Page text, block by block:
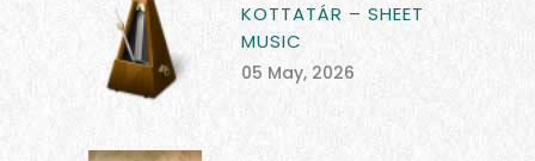
KOTTATÁR – SHEET
MUSIC
05 May, 2026